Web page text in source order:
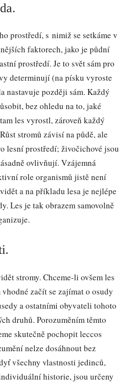
prostředí, s nimiž se setkáme v
faktorech, jako je půdní
prostředí. Je to svět sám pro
determinují (na písku vyroste
nastavuje později sám. Každý
bez ohledu na to, jaké
les vyrostl, zároveň každý
stromů závisí na půdě, ale
lesní prostředí; živočichové jsou
ovlivňují. Vzájemná
role organismů jistě není
a na příkladu lesa je nejlépe
Les je tak obrazem samovolně
stromy. Chceme-li ovšem les
začít se zajímat o osudy
a ostatními obyvateli tohoto
druhů. Porozuměním těmto
skutečně pochopit leccos
nelze dosáhnout bez
všechny vlastnosti jedinců,
historie, jsou určeny